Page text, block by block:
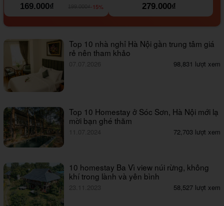
169.000₫
-15%
279.000₫
Top 10 nhà nghỉ Hà Nội gần trung tâm giá
rẻ nên tham khảo
07.07.2026 98,831 lượt xem
Top 10 Homestay ở Sóc Sơn, Hà Nội mới lạ
mời bạn ghé thăm
11.07.2024 72,703 lượt xem
10 homestay Ba Vì view núi rừng, không
khí trong lành và yên bình
23.11.2023 58,527 lượt xem